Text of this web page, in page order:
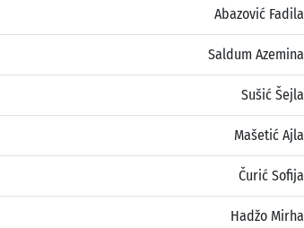
Abazović Fadila
Saldum Azemina
Sušić Šejla
Mašetić Ajla
Čurić Sofija
Hadžo Mirha